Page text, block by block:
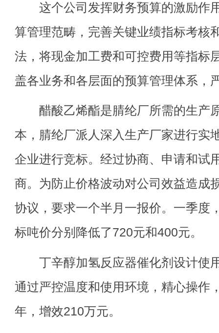
这个公司发挥财务预算的激励作
算管理范畴，完善关键业绩指标考核
法，将现金加工费和可控费用等指标
盖各业务和各层面的预算管理体系，
醋酸乙烯酯是腈纶厂所需的生产
本，腈纶厂派人深入生产厂家进行实
企业进行竞标。经过协商、申请和试
商。为防止价格波动对公司效益造成
协议，要求一个半月一报价。一季度
标吨价分别降低了720元和400元。
丁辛醇加氢反应器催化剂设计使
通过严控温度和使用环境，精心操作
年，增效210万元。